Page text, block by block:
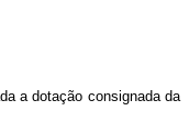
a dotação consignada da